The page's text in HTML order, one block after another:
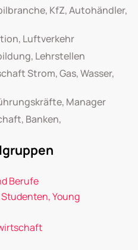
KfZ, Autohändler,
Luftverkehr
Lehrstellen
Strom, Gas, Wasser,
Manager
Banken,
Berufe
Young